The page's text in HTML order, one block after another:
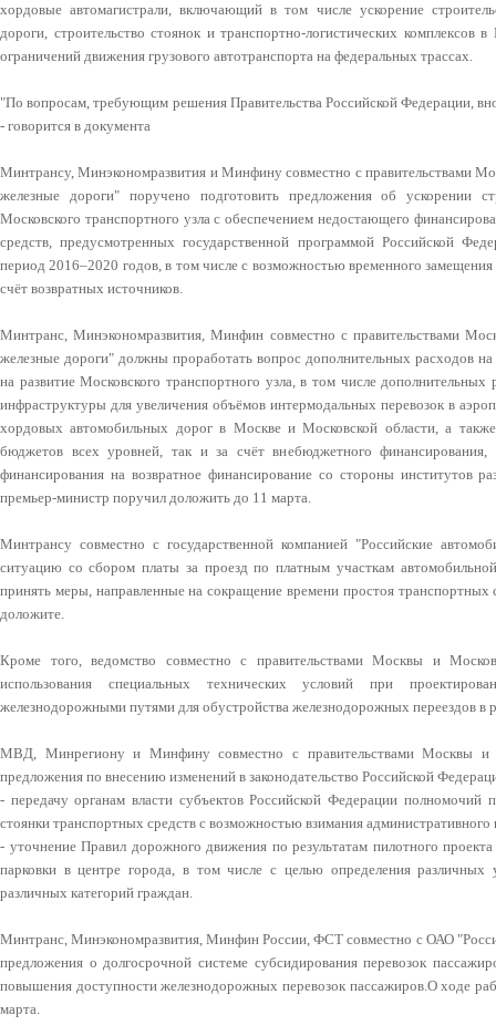
хордовые автомагистрали, включающий в том числе ускорение
дороги, строительство стоянок и транспортно-логистических комплексов
ограничений движения грузового автотранспорта на федеральных трассах.
"По вопросам, требующим решения Правительства Российской Федерации,
- говорится в документа
Минтрансу, Минэкономразвития и Минфину совместно с правительствами
железные дороги" поручено подготовить предложения об ускорении
Московского транспортного узла с обеспечением недостающего
средств, предусмотренных государственной программой Российской
период 2016–2020 годов, в том числе с возможностью временного
счёт возвратных источников.
Минтранс, Минэкономразвития, Минфин совместно с правительствами
железные дороги" должны проработать вопрос дополнительных расходов
на развитие Московского транспортного узла, в том числе
инфраструктуры для увеличения объёмов интермодальных перевозок в
хордовых автомобильных дорог в Москве и Московской области, а
бюджетов всех уровней, так и за счёт внебюджетного
финансирования на возвратное финансирование со стороны институтов
премьер-министр поручил доложить до 11 марта.
Минтрансу совместно с государственной компанией "Российские
ситуацию со сбором платы за проезд по платным участкам
принять меры, направленные на сокращение времени простоя транспортных
доложите.
Кроме того, ведомство совместно с правительствами Москвы и
использования специальных технических условий при
железнодорожными путями для обустройства железнодорожных переездов в
МВД, Минрегиону и Минфину совместно с правительствами Москвы и
предложения по внесению изменений в законодательство Российской
- передачу органам власти субъектов Российской Федерации полномочий
стоянки транспортных средств с возможностью взимания
- уточнение Правил дорожного движения по результатам пилотного
парковки в центре города, в том числе с целью определения различных
различных категорий граждан.
Минтранс, Минэкономразвития, Минфин России, ФСТ совместно с ОАО
предложения о долгосрочной системе субсидирования перевозок
повышения доступности железнодорожных перевозок пассажиров.О ходе
марта.